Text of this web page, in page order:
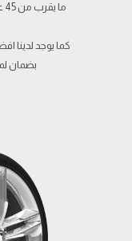
كما يوجد لدينا
بضمان